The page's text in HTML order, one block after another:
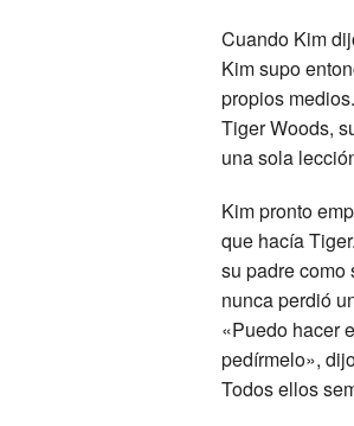
Cuando Kim
Kim supo
propios
Tiger Woods,
una sola
Kim pronto
que hacía
su padre como
nunca perdió
«Puedo hacer
pedírmelo»,
Todos ellos